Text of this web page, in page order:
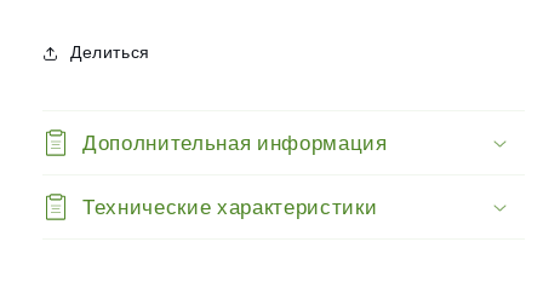
Делиться
Дополнительная информация
Технические характеристики